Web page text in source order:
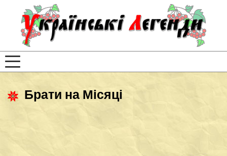
Брати на Місяці